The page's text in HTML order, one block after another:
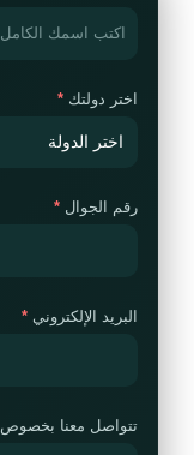
اختر دولتك
رقم الجوال
البريد الإلكتروني
تتواصل معنا بخصوص